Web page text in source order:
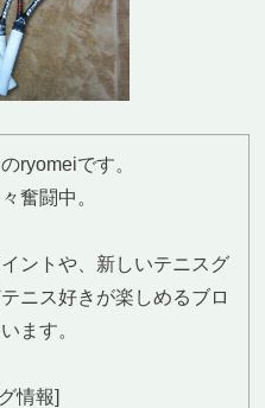
ryomeiです。
奮闘中。
ントや、新しいテニスグ
ニス好きが楽しめるブロ
ます。
情報]